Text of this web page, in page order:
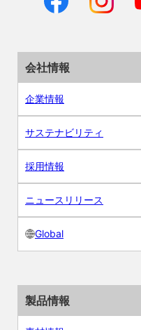
会社情報
企業情報
サステナビリティ
採用情報
ニュースリリース
Global
製品情報